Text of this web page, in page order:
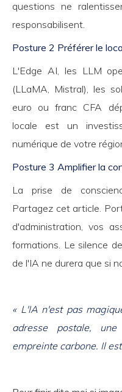
questions ne
responsabilisent.
Posture 2 Préférer le
L'Edge AI, les LLM
(LLaMA, Mistral), les
euro ou franc CFA
locale est un
numérique de votre
Posture 3 Amplifier la
La prise de
Partagez cet article.
d'administration, vos
formations. Le silence
de l'IA ne durera que si
« L'IA n'est pas
adresse postale,
empreinte carbone. Il